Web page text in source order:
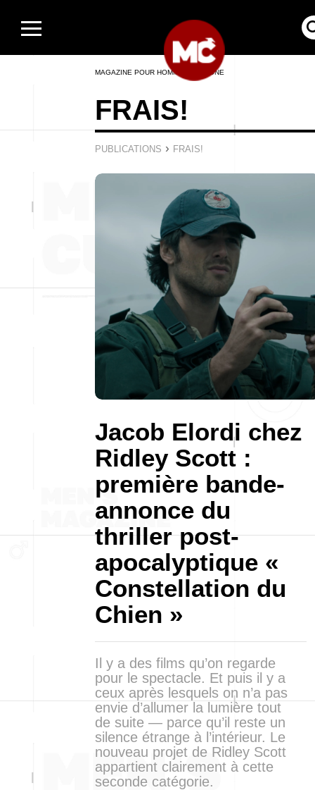
MAGAZINE POUR HOMMES EN LIGNE
FRAIS!
PUBLICATIONS › FRAIS!
Jacob Elordi chez
Ridley Scott :
première bande-
annonce du
thriller post-
apocalyptique «
Constellation du
Chien »
Il y a des films qu’on regarde
pour le spectacle. Et puis il y a
ceux après lesquels on n’a pas
envie d’allumer la lumière tout
de suite — parce qu’il reste un
silence étrange à l’intérieur. Le
nouveau projet de Ridley Scott
appartient clairement à cette
seconde catégorie.